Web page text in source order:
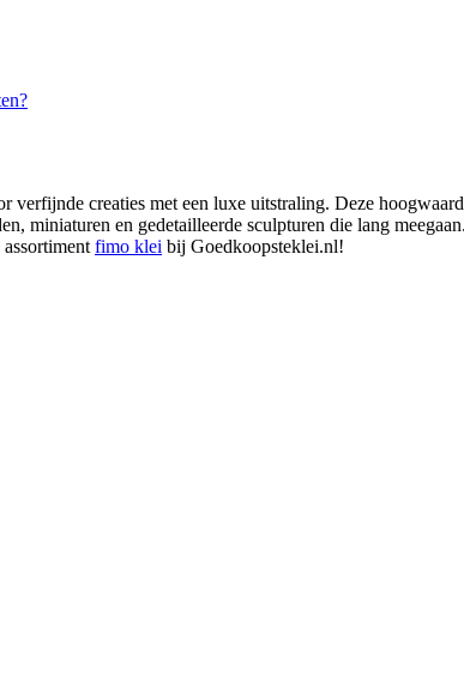
verfijnde creaties met een luxe uitstraling. Deze
miniaturen en gedetailleerde sculpturen die lang
fimo klei bij Goedkoopsteklei.nl!